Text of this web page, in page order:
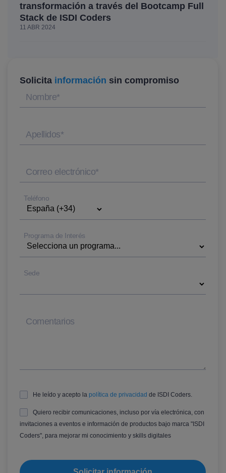
transformación a través del Bootcamp Full
Stack de ISDI Coders
11 ABR 2024
Solicita información sin compromiso
Nombre*
Apellidos*
Correo electrónico*
Teléfono
Programa de Interés
Sede
Comentarios
He leído y acepto la política de privacidad de ISDI Coders.
Quiero recibir comunicaciones, incluso por vía electrónica, con
invitaciones a eventos e información de productos bajo marca "ISDI
Coders", para mejorar mi conocimiento y skills digitales